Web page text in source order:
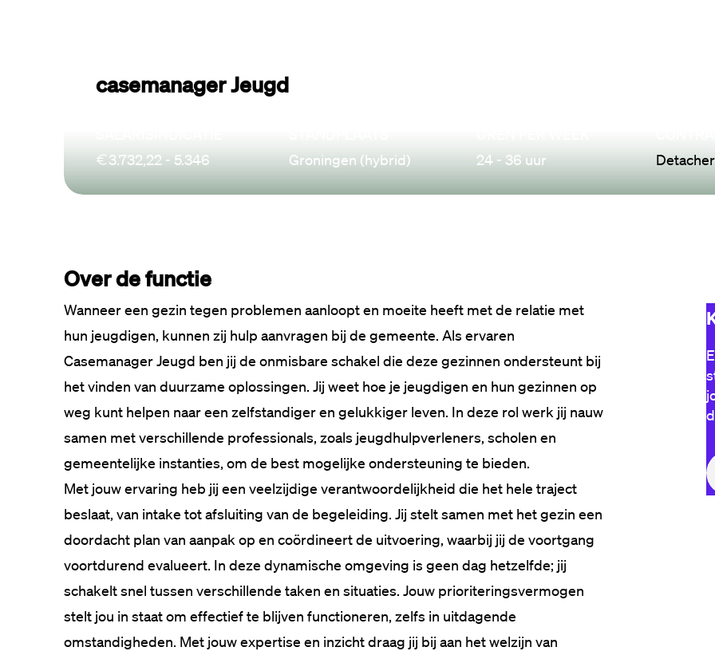
casemanager Jeugd
3.732,22 - 5.346
Groningen (hybrid)
24 - 36 uur
Over de functie
Wanneer een gezin tegen problemen aanloopt en moeite heeft met de relatie met
hun jeugdigen, kunnen zij hulp aanvragen bij de gemeente. Als ervaren
Casemanager Jeugd ben jij de onmisbare schakel die deze gezinnen ondersteunt bij
het vinden van duurzame oplossingen. Jij weet hoe je jeugdigen en hun gezinnen op
weg kunt helpen naar een zelfstandiger en gelukkiger leven. In deze rol werk jij nauw
samen met verschillende professionals, zoals jeugdhulpverleners, scholen en
gemeentelijke instanties, om de best mogelijke ondersteuning te bieden.
Met jouw ervaring heb jij een veelzijdige verantwoordelijkheid die het hele traject
beslaat, van intake tot afsluiting van de begeleiding. Jij stelt samen met het gezin een
doordacht plan van aanpak op en coördineert de uitvoering, waarbij jij de voortgang
voortdurend evalueert. In deze dynamische omgeving is geen dag hetzelfde; jij
schakelt snel tussen verschillende taken en situaties. Jouw prioriteringsvermogen
stelt jou in staat om effectief te blijven functioneren, zelfs in uitdagende
omstandigheden. Met jouw expertise en inzicht draag jij bij aan het welzijn van